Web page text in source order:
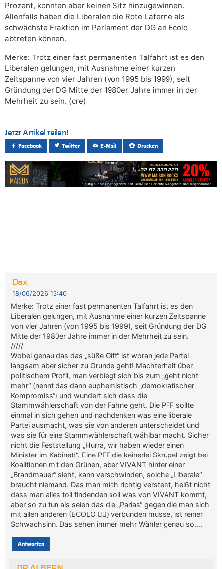
Prozent, konnten aber keinen Sitz hinzugewinnen.
Allenfalls haben die Liberalen die Rote Laterne als
schwächste Fraktion im Parlament der DG an Ecolo
abtreten können.
Merke: Trotz einer fast permanenten Talfahrt ist es den
Liberalen gelungen, mit Ausnahme einer kurzen
Zeitspanne von vier Jahren (von 1995 bis 1999), seit
Gründung der DG Mitte der 1980er Jahre immer in der
Mehrheit zu sein. (cre)
Jetzt Artikel teilen!
Facebook Twitter E-Mail Drucken
Dax
18/06/2026 13:40
Merke: Trotz einer fast permanenten Talfahrt ist es den
Liberalen gelungen, mit Ausnahme einer kurzen Zeitspanne
von vier Jahren (von 1995 bis 1999), seit Gründung der DG
Mitte der 1980er Jahre immer in der Mehrheit zu sein.
/////
Wobei genau das das „süße Gift“ ist woran jede Partei
langsam aber sicher zu Grunde geht! Machterhalt über
politischem Profil, man verbiegt sich bis zum „geht nicht
mehr“ (nennt das dann euphemistisch „demokratischer
Kompromiss“) und wundert sich dass die
Stammwählerschaft von der Fahne geht. Die PFF sollte
einmal in sich gehen und nachdenken was eine liberale
Partei ausmacht, was sie von anderen unterscheidet und
was sie für eine Stammwählerschaft wählbar macht. Sicher
nicht die Feststellung „Hurra, wir haben wieder einen
Minister im Kabinett“. Eine PFF die keinerlei Skrupel zeigt bei
Koalitionen mit den Grünen, aber VIVANT hinter einer
„Brandmauer“ sieht, kann verschwinden, solche „Liberale“
braucht niemand. Das man mich richtig versteht, heißt nicht
dass man alles toll findenden soll was von VIVANT kommt,
aber so zu tun als seien das die „Parias“ gegen die man sich
mit allen anderen (ECOLO 🤦‍♂️) verbünden müsse, ist reiner
Schwachsinn. Das sehen immer mehr Wähler genau so….
Antworten